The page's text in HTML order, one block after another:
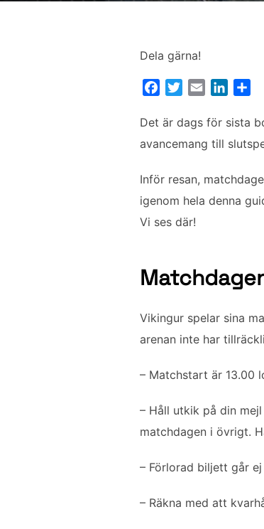
Dela gärna!
c
e
k
i
t
a
i
l
n
k
d
n
a
Det är dags för sista
avancemang till
Inför resan,
igenom hela denna
Vi ses där!
Vikingur spelar sina
arenan inte har
– Matchstart är 13.00
– Håll utkik på din
matchdagen i övrigt.
– Förlorad biljett går
– Räkna med att